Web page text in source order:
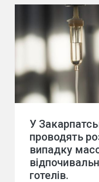
У
проводять
випадку
готелів.